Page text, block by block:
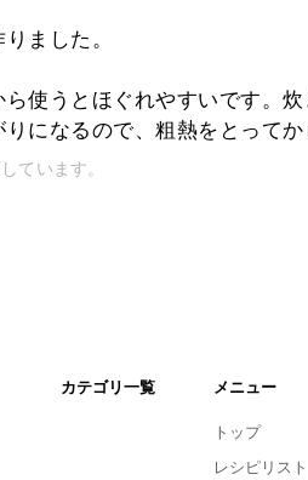
ました。
使うとほぐれやすいです。
になるので、粗熱をとってか
ています。
カテゴリ一覧 メニュー
トップ
レシピリスト